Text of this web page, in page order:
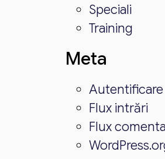
Speciali
Training
Meta
Autentificare
Flux intrări
Flux